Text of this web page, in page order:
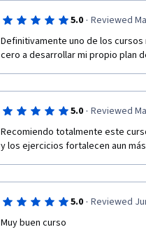
5.0 · Reviewed
Definitivamente uno de los
cero a desarrollar mi propio plan
5.0 · Reviewed
Recomiendo totalmente este
y los ejercicios fortalecen aun
5.0 · Reviewed
Muy buen curso